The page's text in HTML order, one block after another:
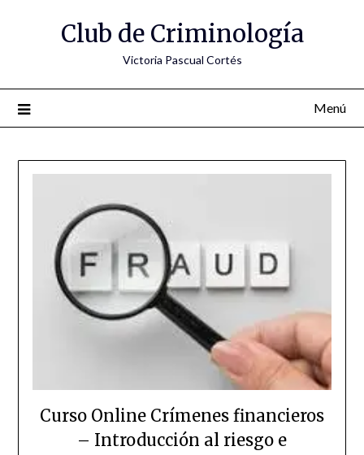
Club de Criminología
Victoria Pascual Cortés
Menú
Curso Online Crímenes financieros
– Introducción al riesgo e